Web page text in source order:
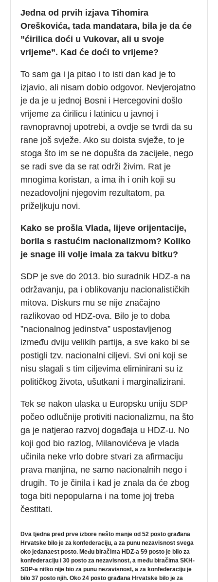
Jedna od prvih izjava Tihomira
Oreškovića, tada mandatara, bila je da će
”ćirilica doći u Vukovar, ali u svoje
vrijeme”. Kad će doći to vrijeme?
To sam ga i ja pitao i to isti dan kad je to
izjavio, ali nisam dobio odgovor. Nevjerojatno
je da je u jednoj Bosni i Hercegovini došlo
vrijeme za ćirilicu i latinicu u javnoj i
ravnopravnoj upotrebi, a ovdje se tvrdi da su
rane još svježe. Ako su doista svježe, to je
stoga što im se ne dopušta da zacijele, nego
se radi sve da se rat održi živim. Rat je
mnogima koristan, a ima ih i onih koji su
nezadovoljni njegovim rezultatom, pa
priželjkuju novi.
Kako se prošla Vlada, lijeve orijentacije,
borila s rastućim nacionalizmom? Koliko
je snage ili volje imala za takvu bitku?
SDP je sve do 2013. bio suradnik HDZ-a na
održavanju, pa i oblikovanju nacionalističkih
mitova. Diskurs mu se nije značajno
razlikovao od HDZ-ova. Bilo je to doba
”nacionalnog jedinstva” uspostavljenog
između dviju velikih partija, a sve kako bi se
postigli tzv. nacionalni ciljevi. Svi oni koji se
nisu slagali s tim ciljevima eliminirani su iz
političkog života, ušutkani i marginalizirani.
Tek se nakon ulaska u Europsku uniju SDP
počeo odlučnije protiviti nacionalizmu, na što
ga je natjerao razvoj događaja u HDZ-u. No
koji god bio razlog, Milanovićeva je vlada
učinila neke vrlo dobre stvari za afirmaciju
prava manjina, ne samo nacionalnih nego i
drugih. To je činila i kad je znala da će zbog
toga biti nepopularna i na tome joj treba
čestitati.
Dva tjedna pred prve izbore nešto manje od 52 posto građana
Hrvatske bilo je za konfederaciju, a za punu nezavisnost svega
oko jedanaest posto. Među biračima HDZ-a 59 posto je bilo za
konfederaciju i 30 posto za nezavisnost, a među biračima SKH-
SDP-a nitko nije bio za punu nezavisnost, a za konfederaciju je
bilo 37 posto njih. Oko 24 posto građana Hrvatske bilo je za